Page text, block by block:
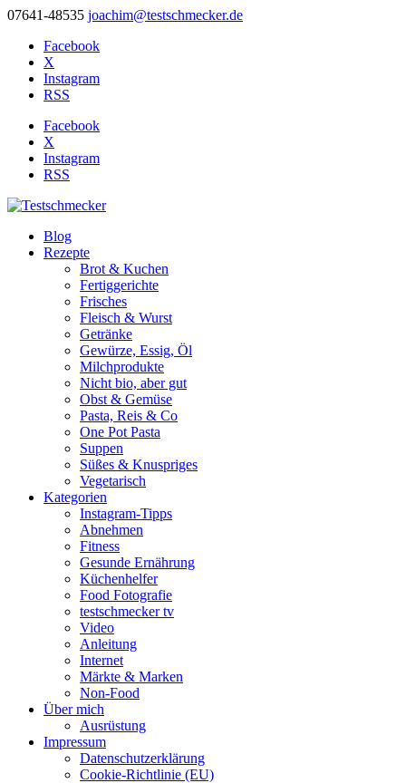
07641-48535 joachim@testschmecker.de
Facebook
X
Instagram
RSS
Facebook
X
Instagram
RSS
Blog
Rezepte
Brot & Kuchen
Fertiggerichte
Frisches
Fleisch & Wurst
Getränke
Gewürze, Essig, Öl
Milchprodukte
Nicht bio, aber gut
Obst & Gemüse
Pasta, Reis & Co
One Pot Pasta
Suppen
Süßes & Knuspriges
Vegetarisch
Kategorien
Instagram-Tipps
Abnehmen
Fitness
Gesunde Ernährung
Küchenhelfer
Food Fotografie
testschmecker tv
Video
Anleitung
Internet
Märkte & Marken
Non-Food
Über mich
Ausrüstung
Impressum
Datenschutzerklärung
Cookie-Richtlinie (EU)